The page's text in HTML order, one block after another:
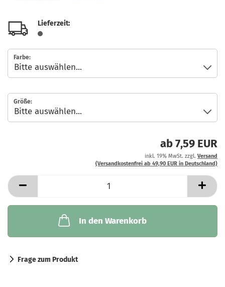
Lieferzeit:
Farbe:
Größe:
ab 7,59 EUR
inkl. 19% MwSt. zzgl. Versand
(Versandkostenfrei ab 49,90 EUR in Deutschland)
In den Warenkorb
Frage zum Produkt